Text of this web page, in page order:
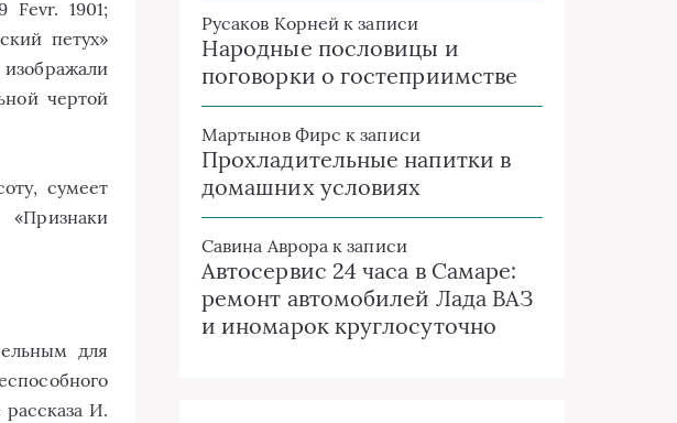
Fevr. 1901;
петух»
чертой
сумеет
для
И.
Русаков Корней к записи
Народные пословицы и
поговорки о гостеприимстве
Мартынов Фирс к записи
Прохладительные напитки в
домашних условиях
Савина Аврора к записи
Автосервис 24 часа в Самаре:
ремонт автомобилей Лада ВАЗ
и иномарок круглосуточно